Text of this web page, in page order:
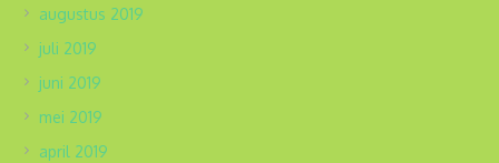
augustus 2019
juli 2019
juni 2019
mei 2019
april 2019